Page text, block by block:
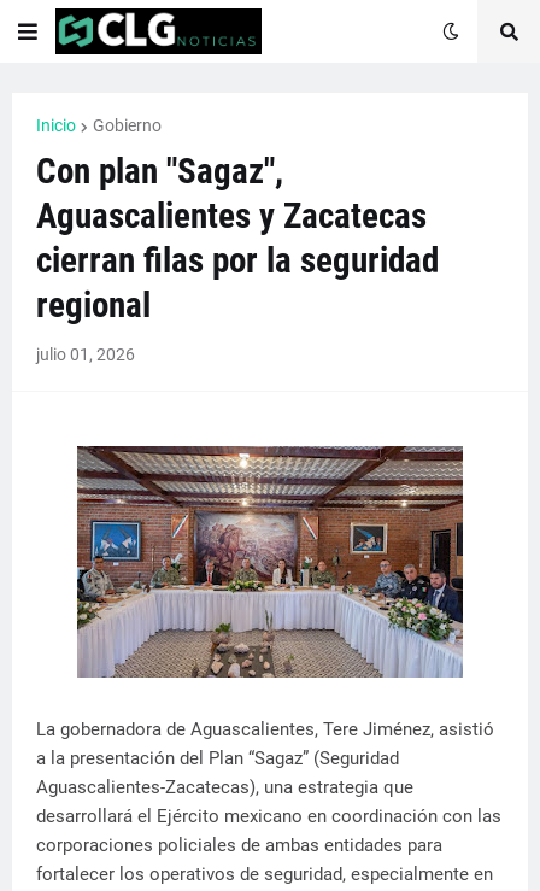
Inicio Gobierno
Con plan "Sagaz",
Aguascalientes y Zacatecas
cierran filas por la seguridad
regional
julio 01, 2026
La gobernadora de Aguascalientes, Tere Jiménez, asistió
a la presentación del Plan “Sagaz” (Seguridad
Aguascalientes-Zacatecas), una estrategia que
desarrollará el Ejército mexicano en coordinación con las
corporaciones policiales de ambas entidades para
fortalecer los operativos de seguridad, especialmente en